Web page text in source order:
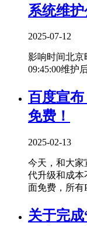
系统维
2025-07-12
影响时间北京
09:45:00维护
百度宣
免费！
2025-02-13
今天，和大家
代升级和成本
面免费，所有
关于完